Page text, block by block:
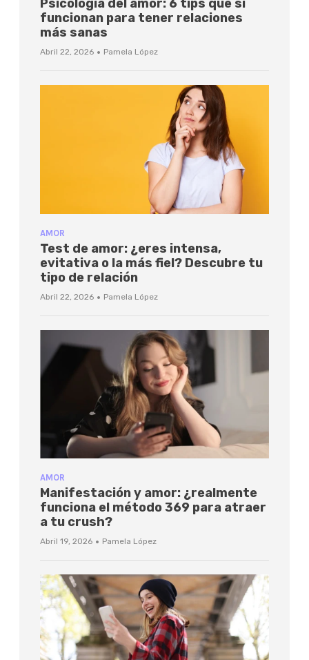
Psicología del amor: 6 tips que sí
funcionan para tener relaciones
más sanas
Abril 22, 2026 · Pamela López
AMOR
Test de amor: ¿eres intensa,
evitativa o la más fiel? Descubre tu
tipo de relación
Abril 22, 2026 · Pamela López
AMOR
Manifestación y amor: ¿realmente
funciona el método 369 para atraer
a tu crush?
Abril 19, 2026 · Pamela López